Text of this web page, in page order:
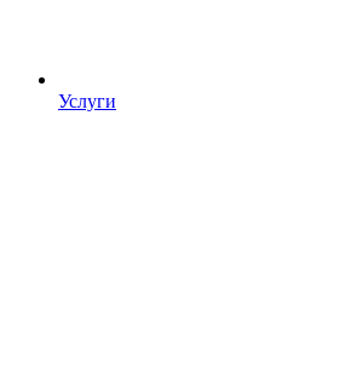
Услуги